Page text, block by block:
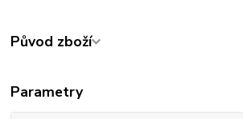
Původ zboží
Parametry